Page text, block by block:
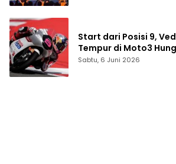
Start dari Posisi 9,
Tempur di Moto3
Sabtu, 6 Juni 2026